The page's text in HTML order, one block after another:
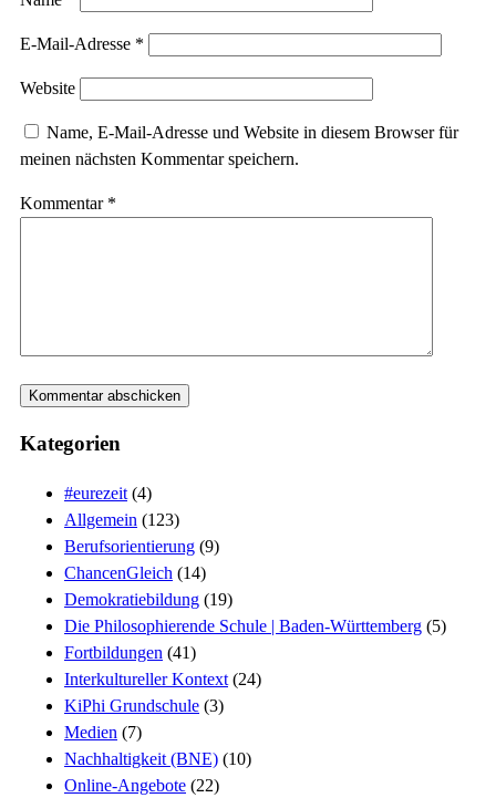
E-Mail-Adresse *
Website
Name, E-Mail-Adresse und Website in diesem Browser für
meinen nächsten Kommentar speichern.
Kommentar *
Kategorien
#eurezeit (4)
Allgemein (123)
Berufsorientierung (9)
ChancenGleich (14)
Demokratiebildung (19)
Die Philosophierende Schule | Baden-Württemberg (5)
Fortbildungen (41)
Interkultureller Kontext (24)
KiPhi Grundschule (3)
Medien (7)
Nachhaltigkeit (BNE) (10)
Online-Angebote (22)